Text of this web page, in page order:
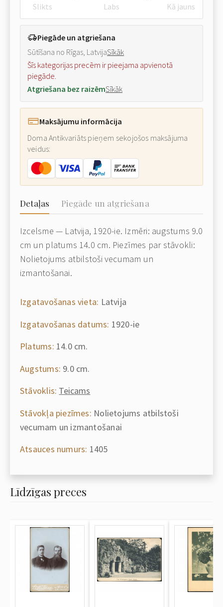
Slikts Labs Kā jauns
Piegāde un atgriešana
Sūtīšana no Rīgas, LatvijaSīkāk
Šīs kategorijas precēm ir pieejama apvienotā
piegāde.
Atgriešana bez raizēmSīkāk
Maksājumu informācija
Doma Antikvariāts pieņem sekojošos maksājuma
veidus:
Detaļas Piegāde un atgriešana
Izcelsme — Latvija, 1920-ie. Izmēri: augstums 9.0
cm un platums 14.0 cm. Piezīmes par stāvokli:
Nolietojums atbilstoši vecumam un
izmantošanai.
Izgatavošanas vieta: Latvija
Izgatavošanas datums: 1920-ie
Platums: 14.0 cm.
Augstums: 9.0 cm.
Stāvoklis: Teicams
Stāvokļa piezīmes: Nolietojums atbilstoši
vecumam un izmantošanai
Atsauces numurs: 1405
Līdzīgas preces